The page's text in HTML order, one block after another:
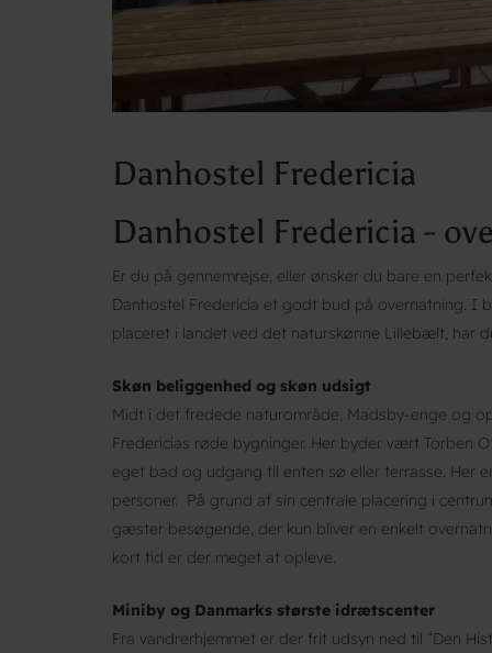
Danhostel Fredericia
Danhostel Fredericia -
Er du på gennemrejse, eller ønsker du bare en
Danhostel Fredericia et godt bud på overnatning. I
placeret i landet ved det naturskønne Lillebælt, har
Skøn beliggenhed og skøn udsigt
Midt i det fredede naturområde, Madsby-enge og
Fredericias røde bygninger. Her byder vært Torben
eget bad og udgang til enten sø eller terrasse. Her
personer. På grund af sin centrale placering i
gæster besøgende, der kun bliver en enkelt
kort tid er der meget at opleve.
Miniby og Danmarks største idrætscenter
Fra vandrerhjemmet er der frit udsyn ned til ”Den